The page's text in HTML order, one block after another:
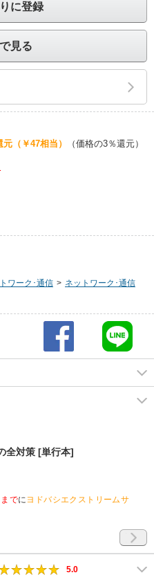
に登録
見る
元（￥47相当） （価格の3％還元）
ワーク･通信 > ネットワーク･通信
全対策 [単行本]
でにヨドバシエクストリームサ
5.0